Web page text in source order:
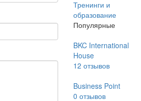
Тренинги и
образование
Популярные
BKC International
House
12 отзывов
Business Point
0 отзывов